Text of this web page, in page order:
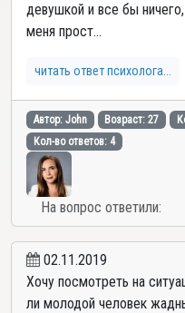
девушкой и все бы
меня прост...
читать ответ психолога...
Автор: John Возраст: 27
Кол-во ответов: 4
На вопрос ответили:
02.11.2019
Хочу посмотреть на
ли молодой человек